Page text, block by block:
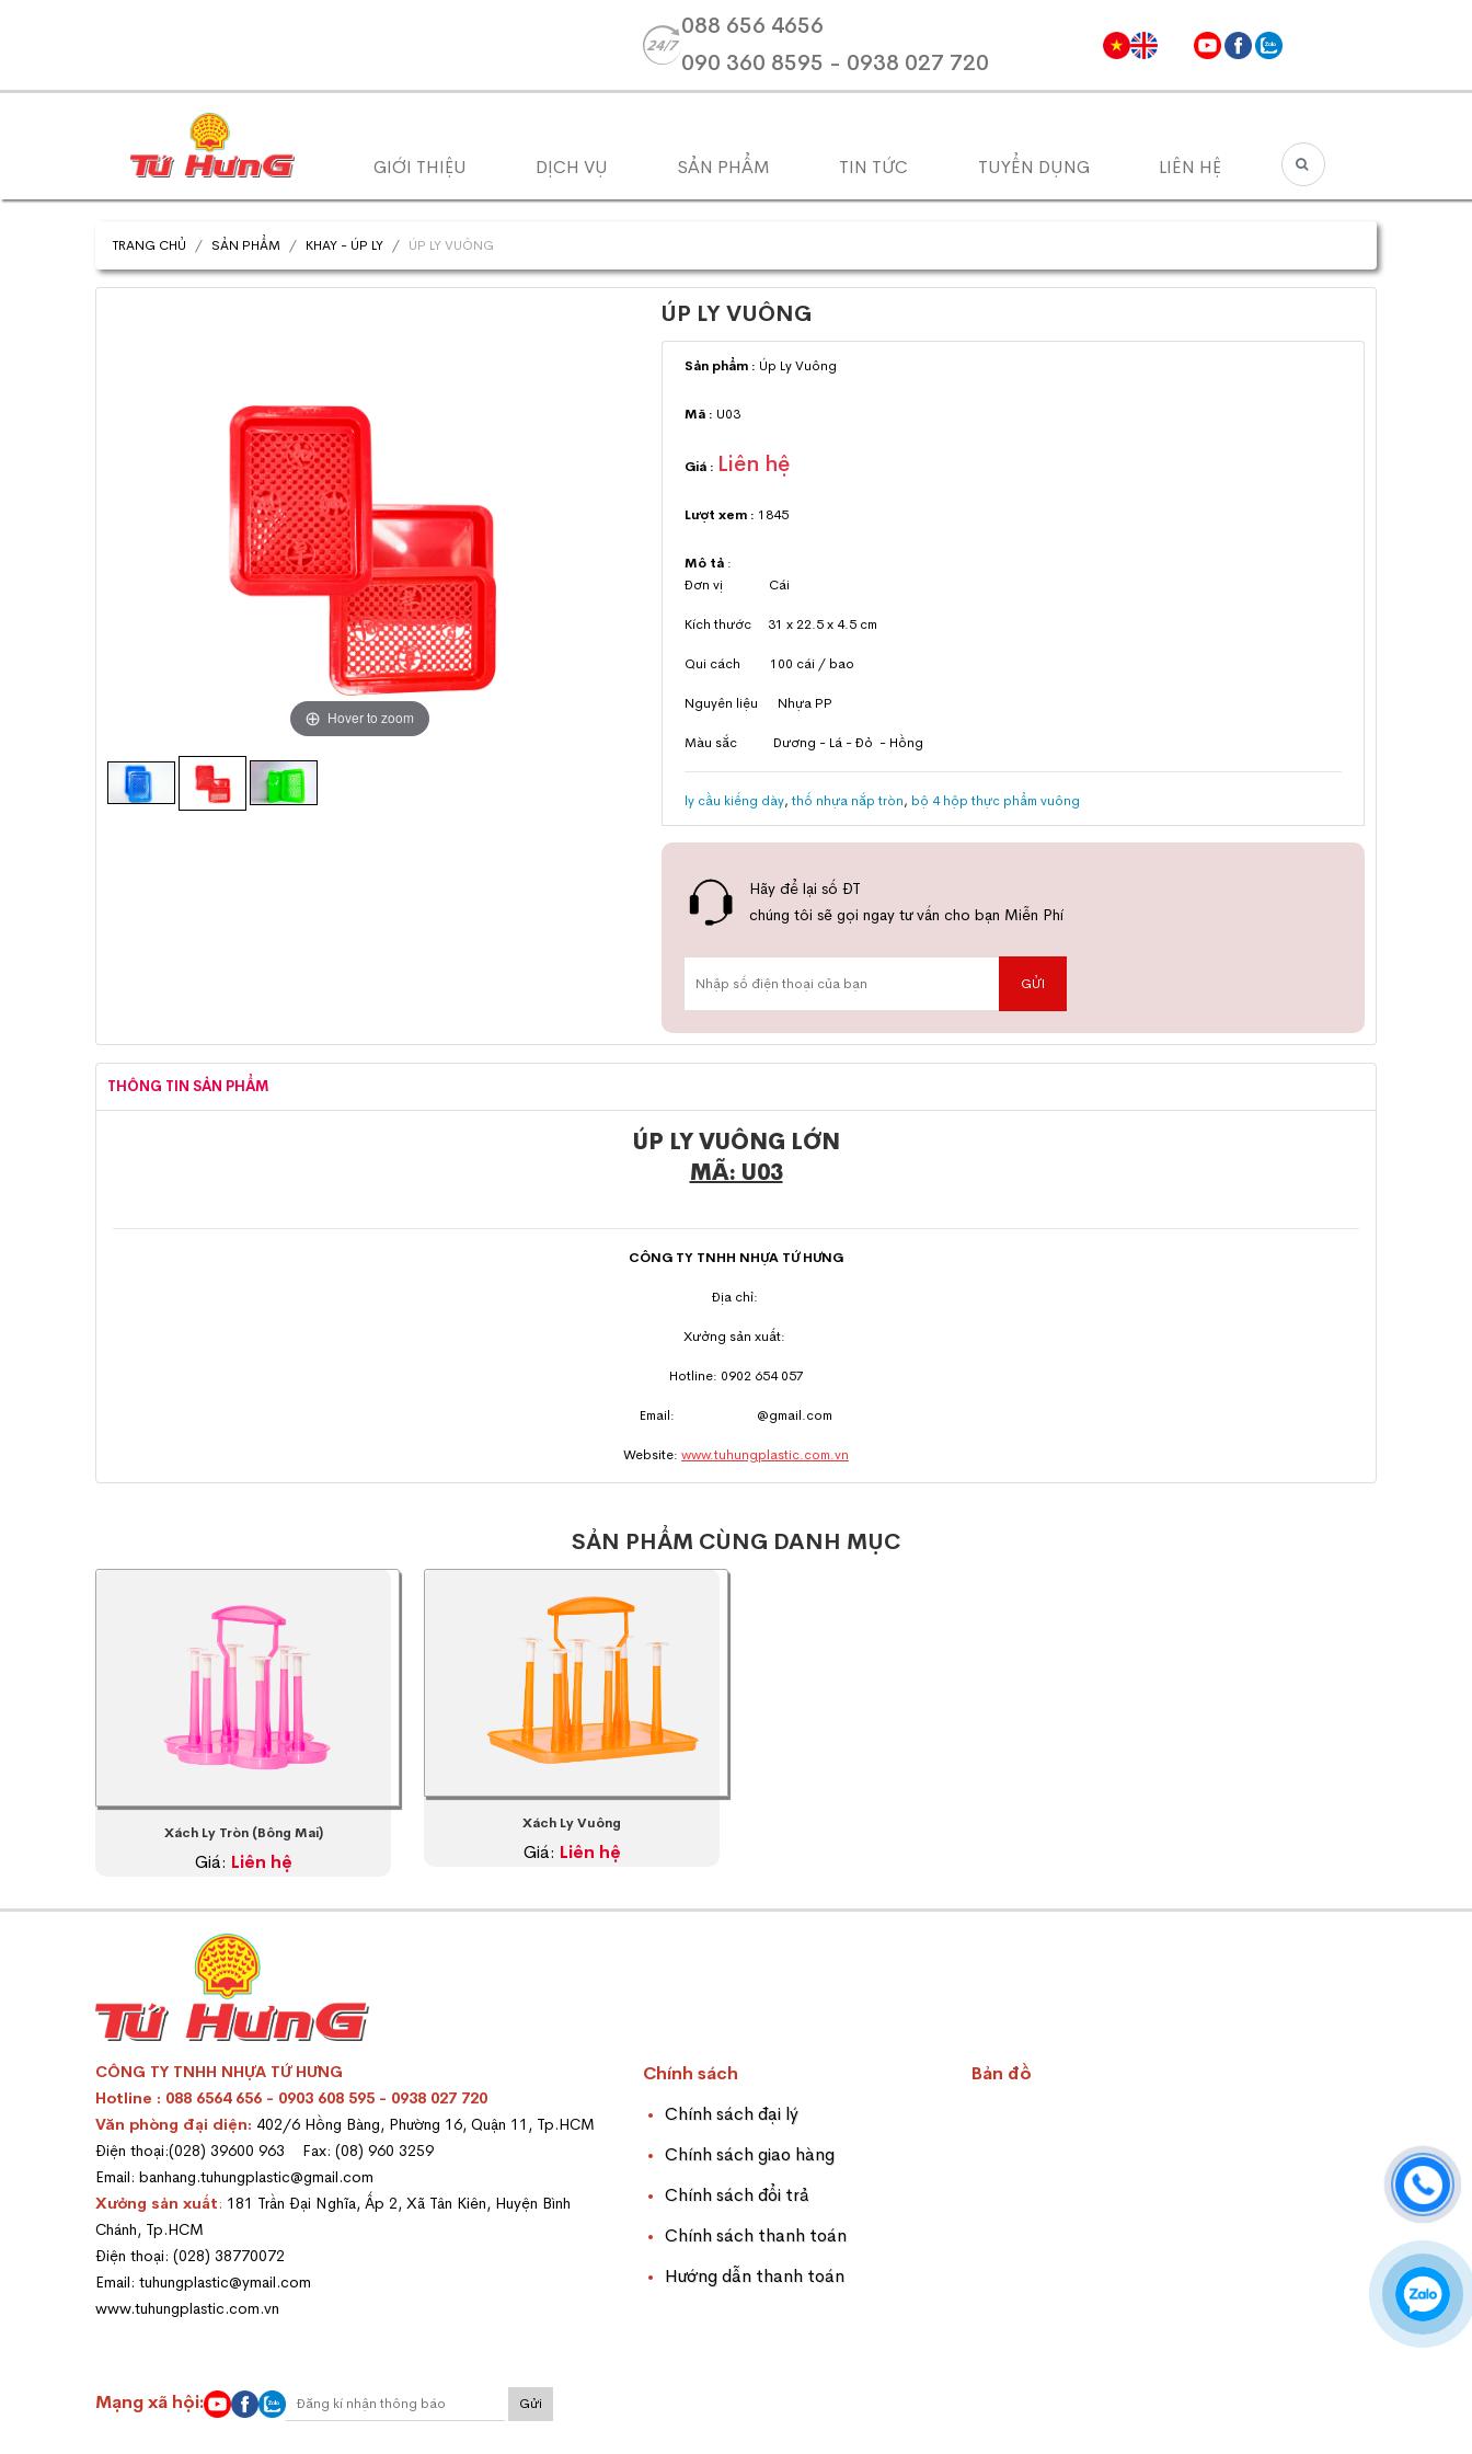
088 656 4656
090 360 8595 - 0938 027 720
GIỚI THIỆU DỊCH VỤ SẢN PHẨM TIN TỨC TUYỂN DỤNG LIÊN HỆ
TRANG CHỦ SẢN PHẨM KHAY - ÚP LY ÚP LY VUÔNG
ÚP LY VUÔNG
Hover to zoom
Sản phẩm : Úp Ly Vuông
Mã : U03
Giá : Liên hệ
Lượt xem : 1845
Mô tả:
Đơn vị Cái
Kích thước 31 x 22.5 x 4.5 cm
Qui cách 100 cái / bao
Nguyên liệu Nhựa PP
Màu sắc Dương - Lá - Đỏ - Hồng
ly cầu kiếng dày,thố nhựa nắp tròn, bộ 4 hộp thực phẩm vuông
Hãy để lại số ĐT
chúng tôi sẽ gọi ngay tư vấn cho bạn Miễn Phí
THÔNG TIN SẢN PHẨM
ÚP LY VUÔNG LỚN
MÃ: U03
CÔNG TY TNHH NHỰA TỨ HƯNG
Địa chỉ:
Xưởng sản xuất:
Hotline: 0902 654 057
Email: @gmail.com
Website: www.tuhungplastic.com.vn
SẢN PHẨM CÙNG DANH MỤC
Xách Ly Tròn (Bông Mai)
Giá: Liên hệ
Xách Ly Vuông
Giá: Liên hệ
CÔNG TY TNHH NHỰA TỨ HƯNG
Hotline : 088 6564 656 - 0903 608 595 - 0938 027 720
Văn phòng đại diện: 402/6 Hồng Bàng, Phường 16, Quận 11, Tp.HCM
Điện thoại:(028) 39600 963 Fax: (08) 960 3259
Email: banhang.tuhungplastic@gmail.com
Xưởng sản xuất: 181 Trần Đại Nghĩa, Ấp 2, Xã Tân Kiên, Huyện Bình
Chánh, Tp.HCM
Điện thoại: (028) 38770072
Email: tuhungplastic@ymail.com
www.tuhungplastic.com.vn
Mạng xã hội: Gửi
Chính sách
Chính sách đại lý
Chính sách giao hàng
Chính sách đổi trả
Chính sách thanh toán
Hướng dẫn thanh toán
Bản đồ